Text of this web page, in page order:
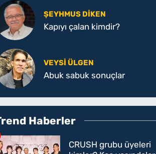
ŞEYHMUS DİKEN
Kapıyı çalan kimdir?
VEYSI ÜLGEN
Abuk sabuk sonuçlar
Haberler
CRUSH grubu üyeleri